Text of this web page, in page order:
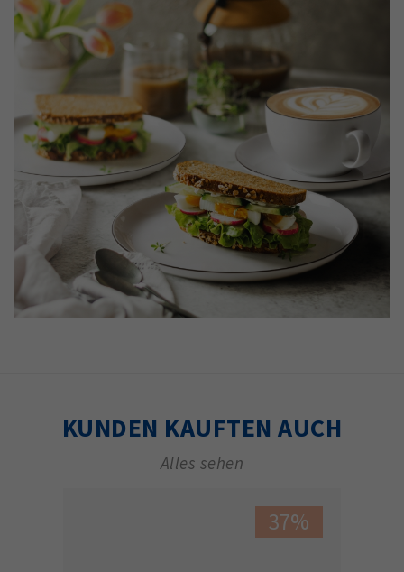
KUNDEN KAUFTEN AUCH
Alles sehen
37%